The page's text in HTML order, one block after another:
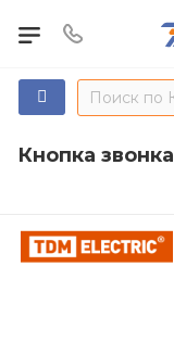
Кнопка